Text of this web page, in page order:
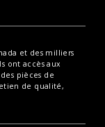
et des milliers
ont accès aux
pièces de
de qualité,